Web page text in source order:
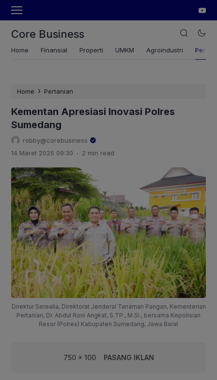
Core Business
Home Finansial Properti UMKM Agroindustri
Home › Pertanian
Kementan Apresiasi Inovasi Polres
Sumedang
robby@corebusiness
14 Maret 2025 09:30 . 2 min read
Direktur Serealia, Direktorat Jenderal Tanaman Pangan, Kementerian
Pertanian, Dr. Abdul Roni Angkat, S.TP., M.Si., bersama Kepolisian
Resor (Polres) Kabupaten Sumedang, Jawa Barat
750 x 100 PASANG IKLAN